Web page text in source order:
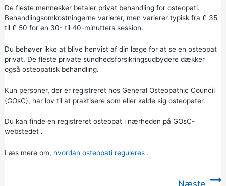
De fleste mennesker betaler privat behandling for osteopati.
Behandlingsomkostningerne varierer, men varierer typisk fra £ 35
til £ 50 for en 30- til 40-minutters session.
Du behøver ikke at blive henvist af din læge for at se en osteopat
privat. De fleste private sundhedsforsikringsudbydere dækker
også osteopatisk behandling.
Kun personer, der er registreret hos General Osteopathic Council
(GOsC), har lov til at praktisere som eller kalde sig osteopater.
Du kan finde en registreret osteopat i nærheden på GOsC-
webstedet.
Læs mere om, hvordan osteopati reguleres.
Næste